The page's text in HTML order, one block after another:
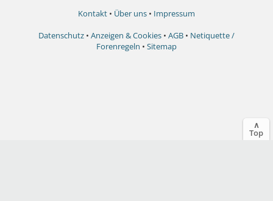
Kontakt • Über uns • Impressum
Datenschutz • Anzeigen & Cookies • AGB • Netiquette /
Forenregeln • Sitemap
∧
Top